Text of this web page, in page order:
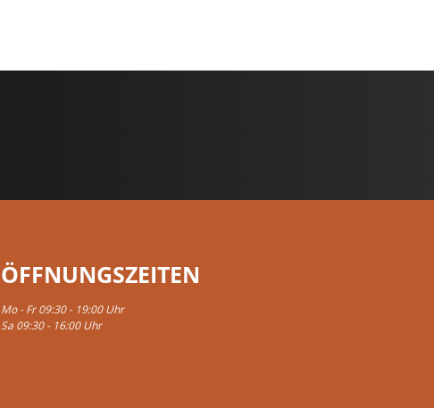
ÖFFNUNGSZEITEN
Mo - Fr 09:30 - 19:00 Uhr
Sa 09:30 - 16:00 Uhr